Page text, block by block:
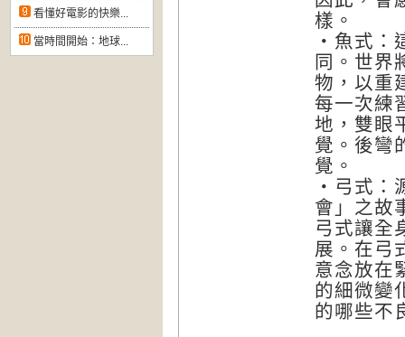
看懂好電影的快樂...
當時間開始：地球...
樣。
‧魚式：
同。世界
物，以重
每一次練
地，雙眼
覺。後彎
覺。
‧弓式：
會」之故
弓式讓全
展。在弓
意念放在
的細微變
的哪些不